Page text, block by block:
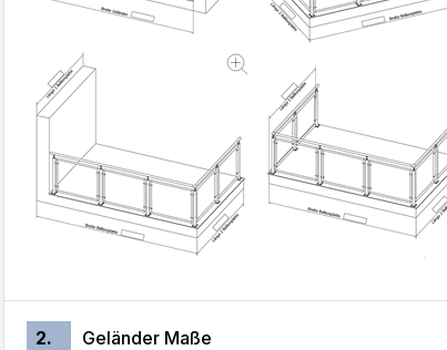
2. Geländer Maße